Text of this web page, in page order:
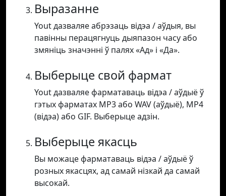
Выразанне
Yout дазваляе абрэзаць відэа / аўдыя, вы
павінны перацягнуць дыяпазон часу або
змяніць значэнні ў палях «Ад» і «Да».
Выберыце свой фармат
Yout дазваляе фарматаваць відэа / аўдыё ў
гэтых фарматах MP3 або WAV (аўдыё), MP4
(відэа) або GIF. Выберыце адзін.
Выберыце якасць
Вы можаце фарматаваць відэа / аўдыё ў
розных якасцях, ад самай нізкай да самай
высокай.